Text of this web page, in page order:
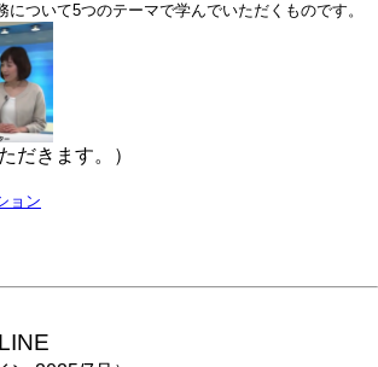
について5つのテーマで学んでいただくものです。
だきます。）
ョン